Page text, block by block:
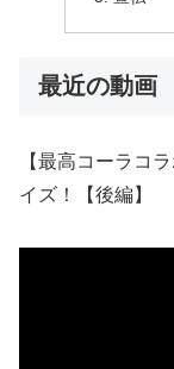
最近の動画
【最高コーラコ
イズ！【後編】